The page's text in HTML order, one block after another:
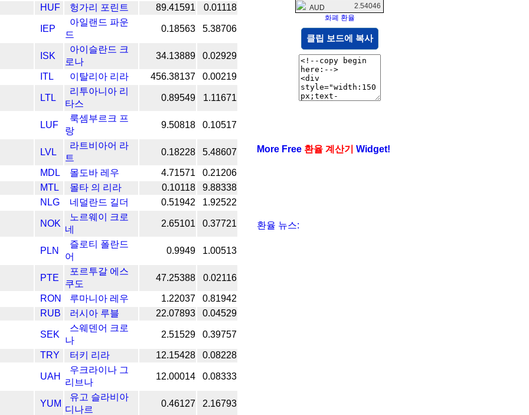
HUF 헝가리 포린트 89.41591 0.01118
IEP
아일랜드 파운
드
0.18563 5.38706
ISK
아이슬란드 크
로나
34.13889 0.02929
ITL 이탈리아 리라 456.38137 0.00219
LTL
리투아니아 리
타스
0.89549 1.11671
LUF
룩셈부르크 프
랑
9.50818 0.10517
LVL
라트비아어 라
트
0.18228 5.48607
MDL 몰도바 레우 4.71571
0.21206
MTL
몰타 의 리라 0.10118
9.88338
NLG
네덜란드 길더 0.51942 1.92522
NOK
노르웨이 크로
네
2.65101 0.37721
PLN
즐로티 폴란드
어
0.9949 1.00513
PTE
포르투갈 에스
쿠도
47.25388 0.02116
RON 루마니아 레우 1.22037
0.81942
RUB
러시아 루블 22.07893 0.04529
SEK
스웨덴어 크로
나
2.51529 0.39757
TRY 터키 리라 12.15428 0.08228
UAH
우크라이나 그
리브나
12.00014 0.08333
YUM
유고 슬라비아
디나르
0.46127 2.16793
AUD
2.54046
화폐 환율
클립 보드에 복사
More Free 환율 계산기 Widget!
환율 뉴스: